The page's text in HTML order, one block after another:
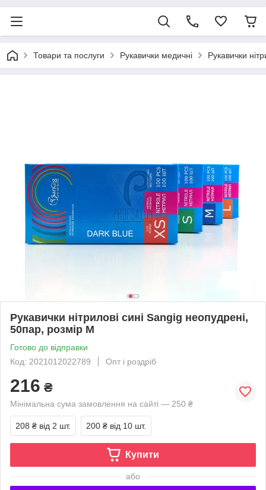
Товари та послуги Рукавички медичні Рукавички
Рукавички нітрилові сині Sangig неопудрені,
50пар, розмір M
Готово до відправки
Код: 2021012022789
Опт і роздріб
216 ₴
Мінімальна сума замовлення на сайті — 250 ₴
208 ₴ від 2 шт. 200 ₴ від 10 шт.
Купити
або